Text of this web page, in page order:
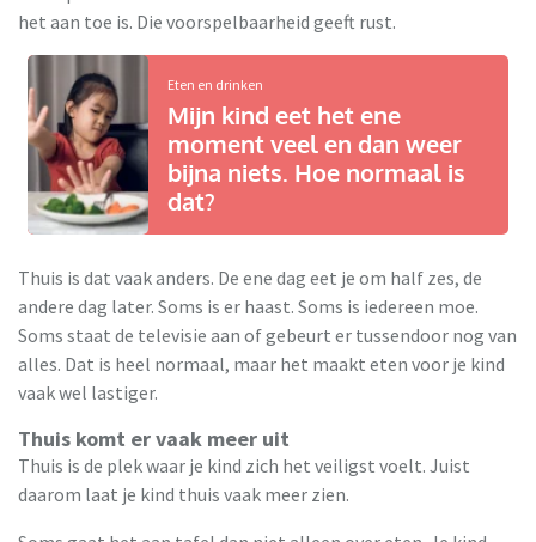
het aan toe is. Die voorspelbaarheid geeft rust.
Eten en drinken
Mijn kind eet het ene
moment veel en dan weer
bijna niets. Hoe normaal is
dat?
Thuis is dat vaak anders. De ene dag eet je om half zes, de
andere dag later. Soms is er haast. Soms is iedereen moe.
Soms staat de televisie aan of gebeurt er tussendoor nog van
alles. Dat is heel normaal, maar het maakt eten voor je kind
vaak wel lastiger.
Thuis komt er vaak meer uit
Thuis is de plek waar je kind zich het veiligst voelt. Juist
daarom laat je kind thuis vaak meer zien.